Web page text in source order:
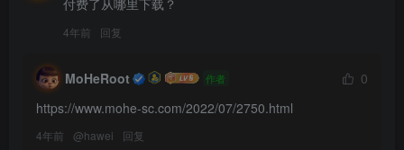
付费了从哪里下载？
4年前 回复
MoHeRoot 作者
0
https://www.mohe-sc.com/2022/07/2750.html
4年前 @hawei 回复